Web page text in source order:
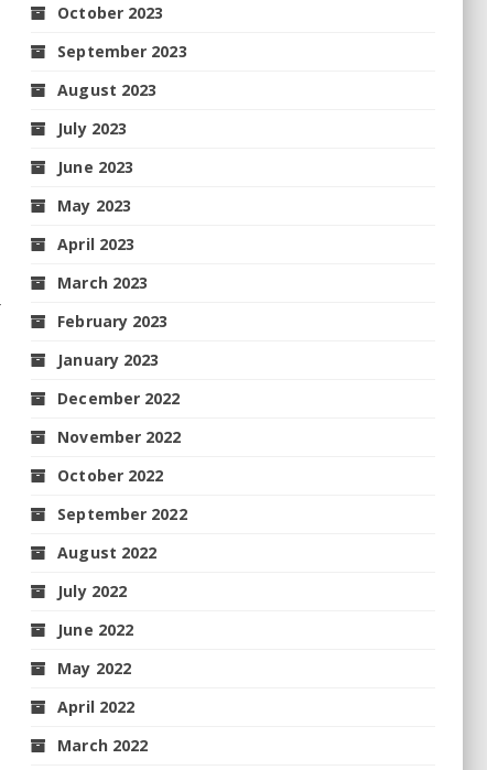
October 2023
September 2023
August 2023
July 2023
June 2023
May 2023
April 2023
March 2023
February 2023
January 2023
December 2022
November 2022
October 2022
September 2022
August 2022
July 2022
June 2022
May 2022
April 2022
March 2022